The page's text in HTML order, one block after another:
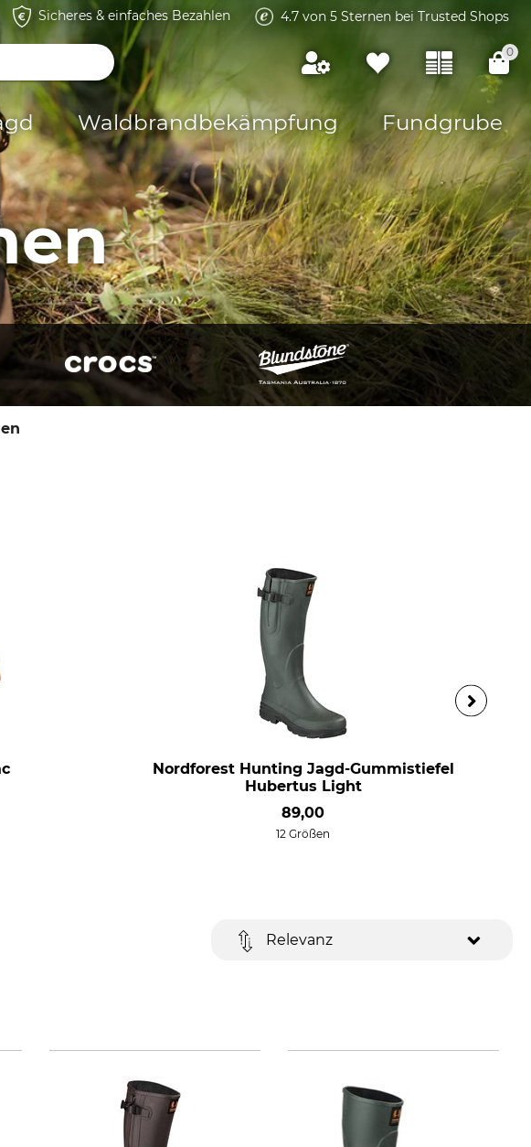
Sicheres & einfaches Bezahlen 4.7 von 5 Sternen bei Trusted Shops
0
Waldbrandbekämpfung Fundgrube
Nordforest Hunting Jagd-Gummistiefel
Hubertus Light
89,00
12 Größen
Relevanz